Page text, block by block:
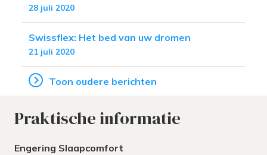
28 juli 2020
Swissflex: Het bed van uw dromen
21 juli 2020
Toon oudere berichten
Praktische informatie
Engering Slaapcomfort